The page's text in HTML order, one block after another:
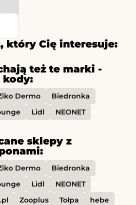
który Cię interesuje:
też te marki -
kody:
Dermo
Biedronka
Lidl
NEONET
sklepy z
Dermo
Biedronka
Lidl
NEONET
Zooplus Tołpa
hebe